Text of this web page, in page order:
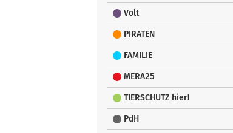
Volt
PIRATEN
FAMILIE
MERA25
TIERSCHUTZ hier!
PdH